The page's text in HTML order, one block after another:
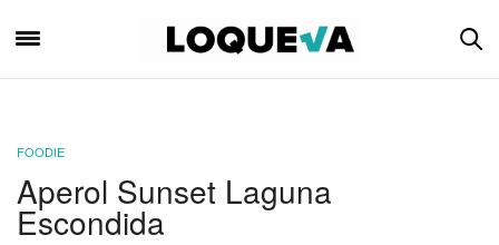
FOODIE
Aperol Sunset Laguna
Escondida